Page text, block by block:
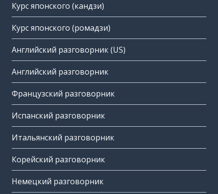
Курс японского (кандзи)
Курс японского (ромадзи)
Английский разговорник (US)
Английский разговорник
Французский разговорник
Испанский разговорник
Итальянский разговорник
Корейский разговорник
Немецкий разговорник